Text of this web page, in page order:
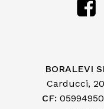
BORALEVI
Carducci,
CF: